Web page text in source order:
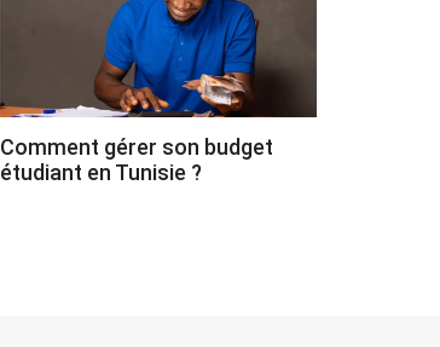
Comment gérer son budget
étudiant en Tunisie ?